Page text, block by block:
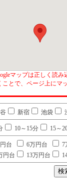
マップは正しく読
とで、ページ上にマ
新宿 池袋
10～15分 15～
台 6万円台 7
円台 13万円台